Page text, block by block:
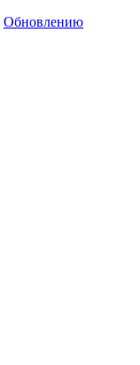
Обновлению